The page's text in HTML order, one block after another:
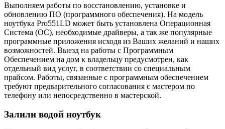
Выполняем работы по восстановлению, установке и
обновлению ПО (программного обеспечения). На модель
ноутбука Pro551LD может быть установлена Операционная
Система (ОС), необходимые драйверы, а так же популярные
программные приложения исходя из Ваших желаний и наших
возможностей. Выезд на работы с Программным
Обеспечением на дом к владельцу предусмотрен, как
отдельный вид услуг, в соответствии со специальным
прайсом. Работы, связанные с программным обеспечением
требуют предварительного согласования с мастером по
телефону или непосредственно в мастерской.
Залили водой ноутбук